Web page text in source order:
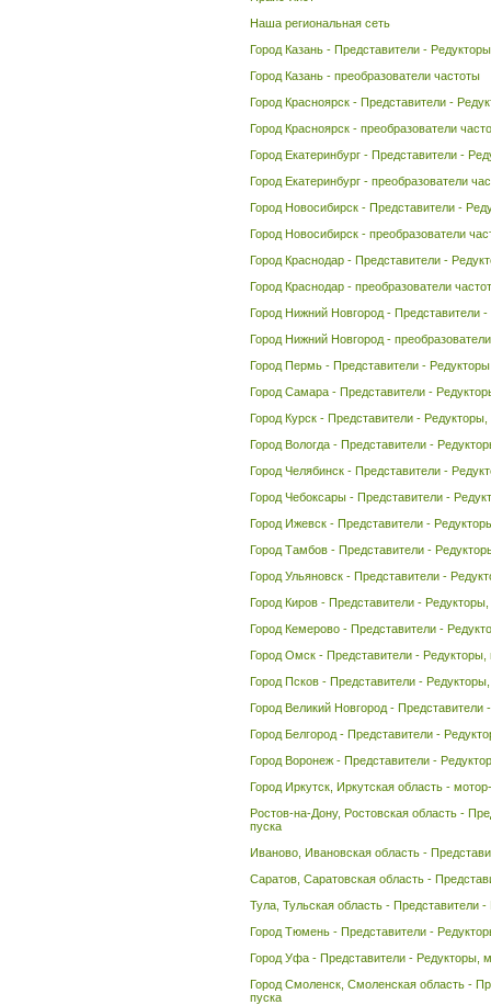
Наша региональная сеть
Город Казань - Представители -
Город Казань - преобразователи частоты
Город Красноярск - Представители -
Город Красноярск - преобразователи
Город Екатеринбург - Представители -
Город Екатеринбург - преобразователи
Город Новосибирск - Представители -
Город Новосибирск - преобразователи
Город Краснодар - Представители -
Город Краснодар - преобразователи
Город Нижний Новгород - Представители
Город Нижний Новгород -
Город Пермь - Представители -
Город Самара - Представители -
Город Курск - Представители -
Город Вологда - Представители -
Город Челябинск - Представители -
Город Чебоксары - Представители -
Город Ижевск - Представители -
Город Тамбов - Представители -
Город Ульяновск - Представители -
Город Киров - Представители -
Город Кемерово - Представители -
Город Омск - Представители - Редукторы,
Город Псков - Представители -
Город Великий Новгород - Представители
Город Белгород - Представители -
Город Воронеж - Представители -
Город Иркутск, Иркутская область -
Ростов-на-Дону, Ростовская область -
пуска
Иваново, Ивановская область -
Саратов, Саратовская область -
Тула, Тульская область - Представители
Город Тюмень - Представители -
Город Уфа - Представители - Редукторы,
Город Cмоленск, Cмоленская область -
пуска